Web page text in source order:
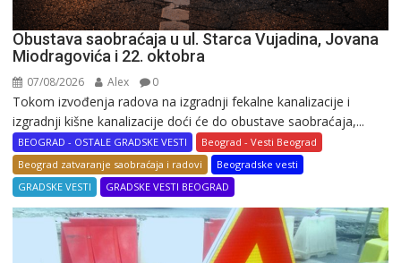
Obustava saobraćaja u ul. Starca Vujadina, Jovana
Miodragovića i 22. oktobra
07/08/2026 Alex 0
Tokom izvođenja radova na izgradnji fekalne kanalizacije i
izgradnji kišne kanalizacije doći će do obustave saobraćaja,...
BEOGRAD - OSTALE GRADSKE VESTI
Beograd - Vesti Beograd
Beograd zatvaranje saobraćaja i radovi
Beogradske vesti
GRADSKE VESTI
GRADSKE VESTI BEOGRAD